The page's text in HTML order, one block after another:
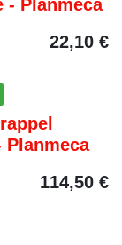
- Planmeca
22,10 €
Planmeca
114,50 €